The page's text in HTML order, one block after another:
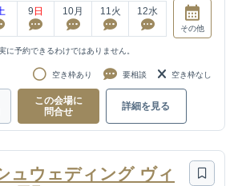
9 日 10月 11火 12水
その他
に予約できるわけではありません。
空き枠あり 要相談 空き枠なし
この会場に
問合せ
詳細を見る
ュウェディング ヴィ